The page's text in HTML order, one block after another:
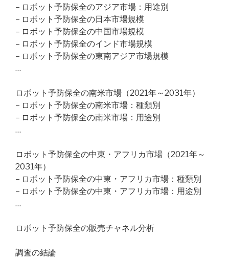
– ロボット予防保全のアジア市場：用途別
– ロボット予防保全の日本市場規模
– ロボット予防保全の中国市場規模
– ロボット予防保全のインド市場規模
– ロボット予防保全の東南アジア市場規模
…
ロボット予防保全の南米市場（2021年～2031年）
– ロボット予防保全の南米市場：種類別
– ロボット予防保全の南米市場：用途別
…
ロボット予防保全の中東・アフリカ市場（2021年～
2031年）
– ロボット予防保全の中東・アフリカ市場：種類別
– ロボット予防保全の中東・アフリカ市場：用途別
…
ロボット予防保全の販売チャネル分析
調査の結論